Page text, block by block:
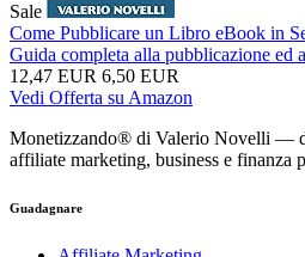
Sale
Come Pubblicare un Libro eBook in
Guida completa alla pubblicazione ed
12,47 EUR 6,50 EUR
Vedi Offerta su Amazon
Monetizzando® di Valerio Novelli —
affiliate marketing, business e finanza
Guadagnare